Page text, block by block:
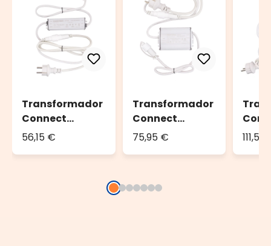
Transformador
Connect
ProLine 36V, 36
56,15 €
Transformador
Connect
ProLine 36V, 75
75,95 €